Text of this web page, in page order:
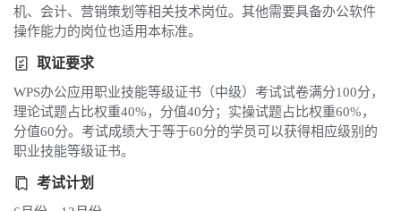
机、会计、营销策划等相关技术岗位。其他需要具备办公软件
操作能力的岗位也适用本标准。
取证要求
WPS办公应用职业技能等级证书（中级）考试试卷满分100分，
理论试题占比权重40%，分值40分；实操试题占比权重60%，
分值60分。考试成绩大于等于60分的学员可以获得相应级别的
职业技能等级证书。
考试计划